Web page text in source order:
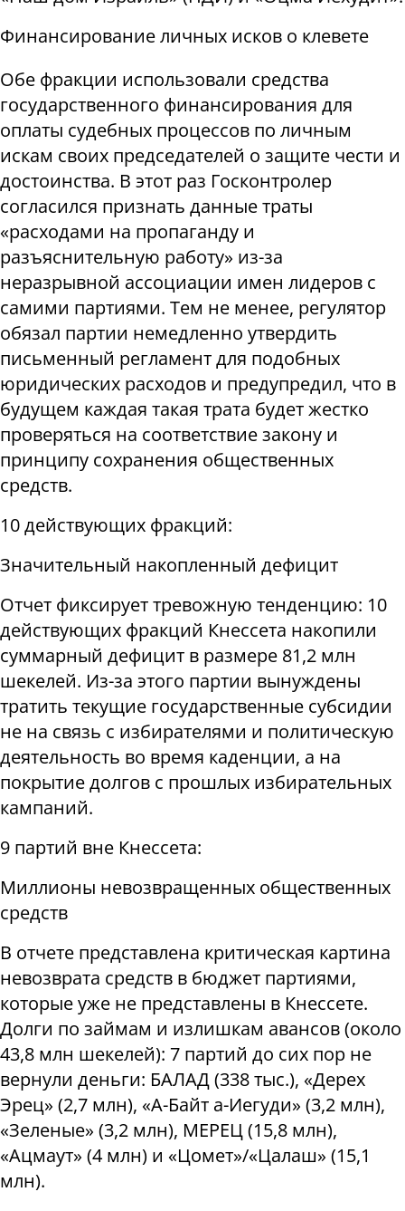
Финансирование личных исков о клевете
Обе фракции использовали средства
государственного финансирования для
оплаты судебных процессов по личным
искам своих председателей о защите чести и
достоинства. В этот раз Госконтролер
согласился признать данные траты
«расходами на пропаганду и
разъяснительную работу» из-за
неразрывной ассоциации имен лидеров с
самими партиями. Тем не менее, регулятор
обязал партии немедленно утвердить
письменный регламент для подобных
юридических расходов и предупредил, что в
будущем каждая такая трата будет жестко
проверяться на соответствие закону и
принципу сохранения общественных
средств.
10 действующих фракций:
Значительный накопленный дефицит
Отчет фиксирует тревожную тенденцию: 10
действующих фракций Кнессета накопили
суммарный дефицит в размере 81,2 млн
шекелей. Из-за этого партии вынуждены
тратить текущие государственные субсидии
не на связь с избирателями и политическую
деятельность во время каденции, а на
покрытие долгов с прошлых избирательных
кампаний.
9 партий вне Кнессета:
Миллионы невозвращенных общественных
средств
В отчете представлена критическая картина
невозврата средств в бюджет партиями,
которые уже не представлены в Кнессете.
Долги по займам и излишкам авансов (около
43,8 млн шекелей): 7 партий до сих пор не
вернули деньги: БАЛАД (338 тыс.), «Дерех
Эрец» (2,7 млн), «А-Байт а-Иегуди» (3,2 млн),
«Зеленые» (3,2 млн), МЕРЕЦ (15,8 млн),
«Ацмаут» (4 млн) и «Цомет»/«Цалаш» (15,1
млн).